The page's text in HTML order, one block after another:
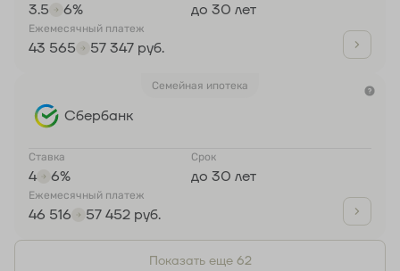
3.5 6% до 30 лет
Ежемесячный платеж
43 565 57 347 руб.
Семейная ипотека
Сбербанк
Ставка
4 6%
Срок
до 30 лет
Ежемесячный платеж
46 516 57 452 руб.
Показать еще 62